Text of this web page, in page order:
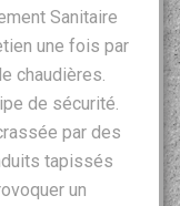
Sanitaire
une fois par
chaudières.
de sécurité.
par des
tapissés
un